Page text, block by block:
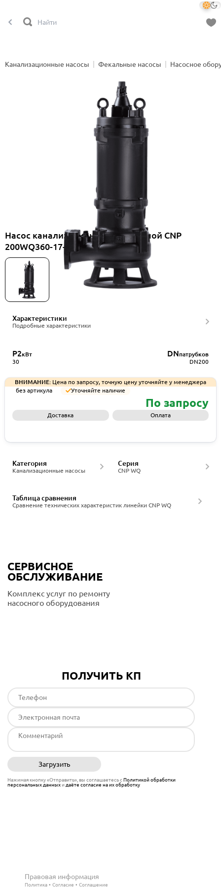
Канализационные насосы Фекальные насосы Насосное
Насос канализационный погружной CNP
200WQ360-17-30ES(I)
Характеристики
Подробные характеристики
P2кВт
30
DNпатрубков
DN200
ВНИМАНИЕ: Цена по запросу, точную цену уточняйте у менеджера
без артикула
Уточняйте наличие
По запросу
Доставка Оплата
Канализационные насосы
Категория
CNP WQ
Серия
Сравнение технических характеристик линейки CNP WQ
Таблица сравнения
СЕРВИСНОЕ
ОБСЛУЖИВАНИЕ
Комплекс услуг по ремонту
насосного оборудования
ПОЛУЧИТЬ КП
Загрузить
Нажимая кнопку «Отправить», вы соглашаетесь сПолитикой обработки
персональных данныхи даёте согласие на их обработку
Правовая информация
Политика Согласие Соглашение